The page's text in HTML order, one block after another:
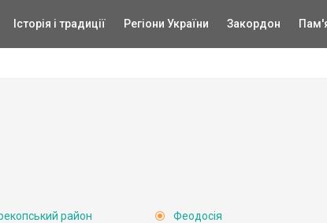
Історія і традиції Регіони України Закордон
район
Феодосія